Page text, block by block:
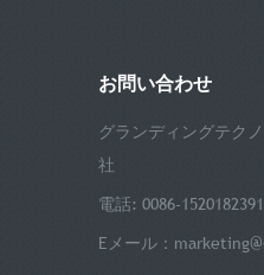
お問い合わせ
グランディングテク
社
電話: 0086-
Eメール：